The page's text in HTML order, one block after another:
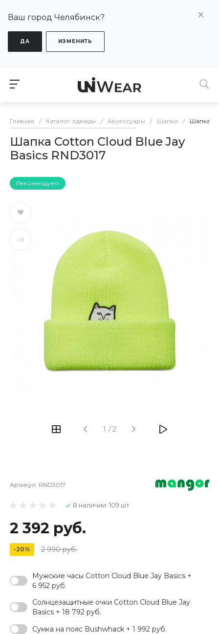
Ваш город Челябинск?
ДА ИЗМЕНИТЬ
Главная / Каталог одежды / Аксессуары / Шапки / Шапка
Шапка Cotton Cloud Blue Jay
Basics RND3017
Рекомендуем
1 /2
Артикул: RND3017
В наличии: 109 шт
2 392 руб.
-20% 2 990 руб.
Мужские часы Cotton Cloud Blue Jay Basics +
6 952 руб.
Солнцезащитные очки Cotton Cloud Blue Jay
Basics + 18 792 руб.
Сумка на пояс Bushwhack + 1 992 руб.